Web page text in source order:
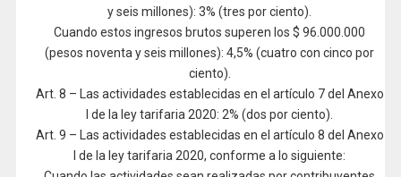
y seis millones): 3% (tres por ciento).
Cuando estos ingresos brutos superen los $ 96.000.000
(pesos noventa y seis millones): 4,5% (cuatro con cinco por
ciento).
Art. 8 – Las actividades establecidas en el artículo 7 del Anexo
I de la ley tarifaria 2020: 2% (dos por ciento).
Art. 9 – Las actividades establecidas en el artículo 8 del Anexo
I de la ley tarifaria 2020, conforme a lo siguiente: